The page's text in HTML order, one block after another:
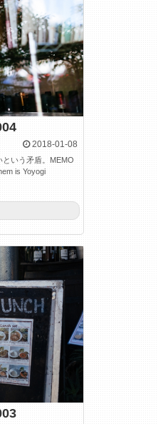
2018-01-08
いう矛盾。MEMO
is Yoyogi